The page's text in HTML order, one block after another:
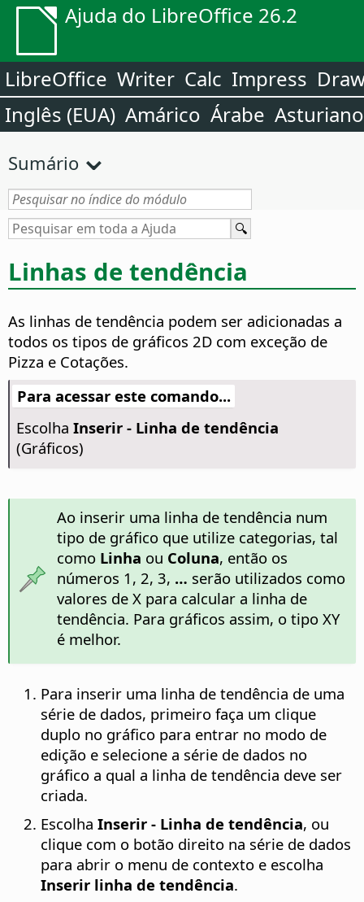
Ajuda do LibreOffice 26.2
LibreOffice Writer Calc Impress
Inglês (EUA) Amárico Árabe Asturiano
Sumário
Linhas de tendência
As linhas de tendência podem ser adicionadas a
todos os tipos de gráficos 2D com exceção de
Pizza e Cotações.
Para acessar este comando...
Escolha Inserir - Linha de tendência
(Gráficos)
Ao inserir uma linha de tendência num
tipo de gráfico que utilize categorias, tal
como Linha ou Coluna, então os
números 1, 2, 3, … serão utilizados como
valores de X para calcular a linha de
tendência. Para gráficos assim, o tipo XY
é melhor.
Para inserir uma linha de tendência de uma
série de dados, primeiro faça um clique
duplo no gráfico para entrar no modo de
edição e selecione a série de dados no
gráfico a qual a linha de tendência deve ser
criada.
Escolha Inserir - Linha de tendência, ou
clique com o botão direito na série de dados
para abrir o menu de contexto e escolha
Inserir linha de tendência.